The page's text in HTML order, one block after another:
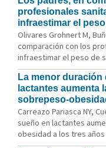
profesionales
infraestimar el
Olivares Grohnert M,
comparación con los
infraestimar el peso de
La menor duración
lactantes aumenta
sobrepeso-
Carreazo Pariasca NY,
sueño en lactantes
obesidad a los tres años